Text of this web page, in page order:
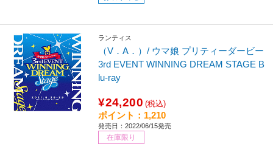
ランティス
（V．A．）/ ウマ娘 プリティーダービー
3rd EVENT WINNING DREAM STAGE B
lu-ray
¥24,200 (税込)
ポイント：1,210
発売日：2022/06/15発売
在庫限り